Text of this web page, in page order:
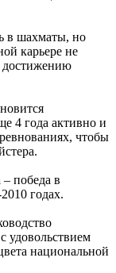
в шахматы, но
карьере не
достижению
4 года активно и
чтобы
победа в
годах.
удовольствием
национальной